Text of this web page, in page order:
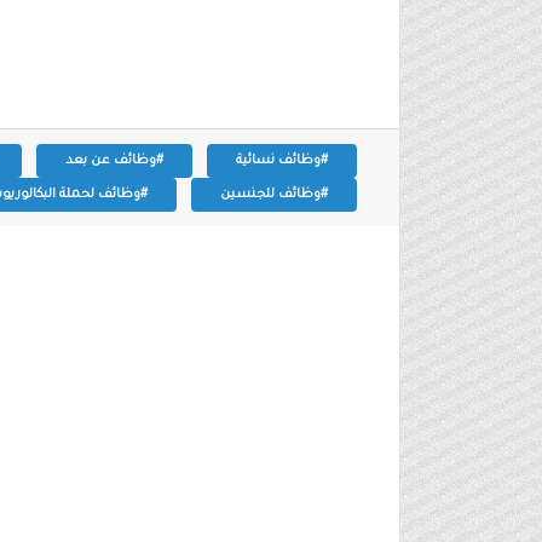
#وظائف نسائية #وظائف عن بعد
#وظائف للجنسين #وظائف لحملة